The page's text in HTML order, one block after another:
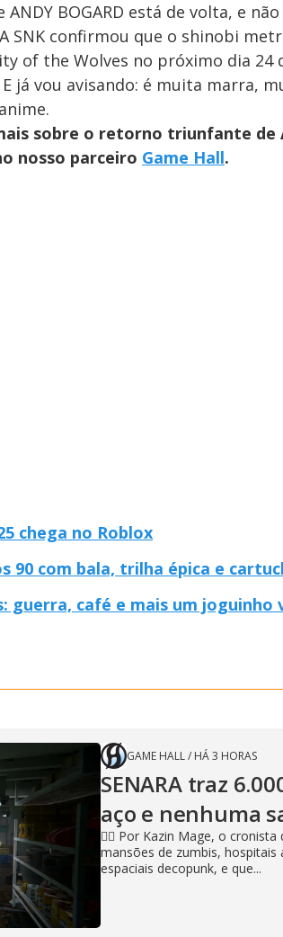
BOGARD está de volta, e
SNK confirmou que o shinobi
of the Wolves no próximo dia 24
E já vou avisando: é muita marra,
sobre o retorno triunfante de
nosso parceiro Game Hall.
chega no Roblox
90 com bala, trilha épica e
guerra, café e mais um joguinho
GAME HALL/ HÁ 3 HORAS
SENARA traz
aço e nenhuma
🧙‍♂️ Por Kazin Mage, o
mansões de zumbis,
espaciais decopunk, e que...